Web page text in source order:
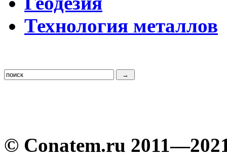
Технология металлов
© Conatem.ru